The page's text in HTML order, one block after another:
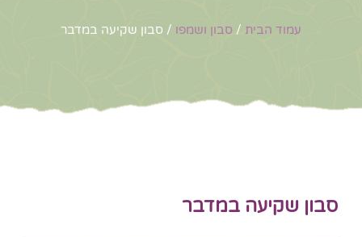
עמוד הבית / סבון ושמפו / סבון שקיעה במדבר
סבון שקיעה במדבר